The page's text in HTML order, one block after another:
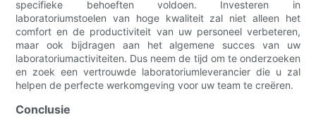
specifieke behoeften voldoen. Investeren in
laboratoriumstoelen van hoge kwaliteit zal niet alleen het
comfort en de productiviteit van uw personeel verbeteren,
maar ook bijdragen aan het algemene succes van uw
laboratoriumactiviteiten. Dus neem de tijd om te onderzoeken
en zoek een vertrouwde laboratoriumleverancier die u zal
helpen de perfecte werkomgeving voor uw team te creëren.
Conclusie